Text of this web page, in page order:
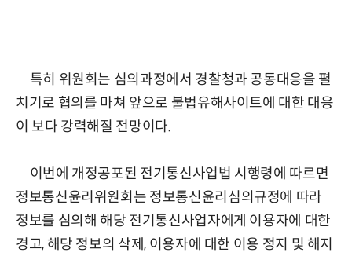
특히 위원회는 심의과정에서 경찰청과 공동대응을 펼
치기로 협의를 마쳐 앞으로 불법유해사이트에 대한 대응
이 보다 강력해질 전망이다.
이번에 개정공포된 전기통신사업법 시행령에 따르면
정보통신윤리위원회는 정보통신윤리심의규정에 따라
정보를 심의해 해당 전기통신사업자에게 이용자에 대한
경고, 해당 정보의 삭제, 이용자에 대한 이용 정지 및 해지